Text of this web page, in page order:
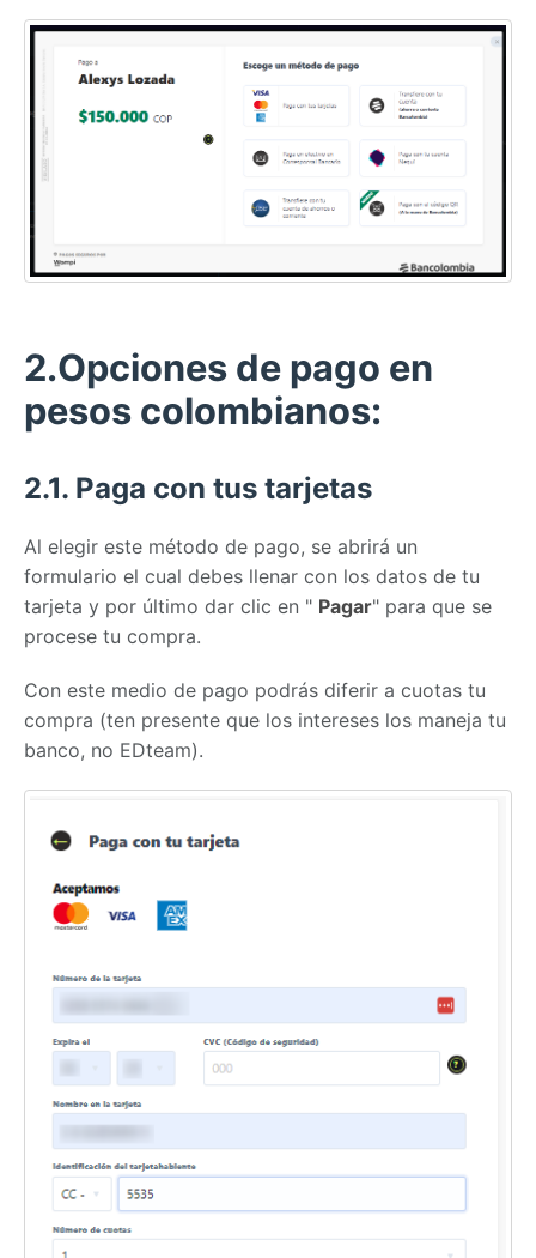
2.Opciones de pago en
pesos colombianos:
2.1. Paga con tus tarjetas
Al elegir este método de pago, se abrirá un
formulario el cual debes llenar con los datos de tu
tarjeta y por último dar clic en " Pagar" para que se
procese tu compra.
Con este medio de pago podrás diferir a cuotas tu
compra (ten presente que los intereses los maneja tu
banco, no EDteam).